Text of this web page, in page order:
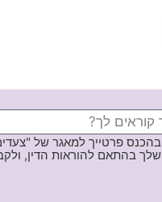
בהכנס פרטייך למאגר של
שלך בהתאם להוראות הדין, ולקבל גם